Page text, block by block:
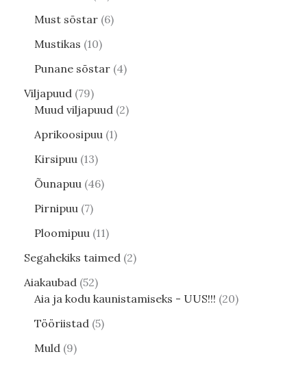
Must sõstar 6
Mustikas 10
Punane sõstar 4
Viljapuud 79
Muud viljapuud 2
Aprikoosipuu 1
Kirsipuu 13
Õunapuu 46
Pirnipuu 7
Ploomipuu 11
Segahekiks taimed 2
Aiakaubad 52
Aia ja kodu kaunistamiseks - UUS!!! 20
Tööriistad 5
Muld 9